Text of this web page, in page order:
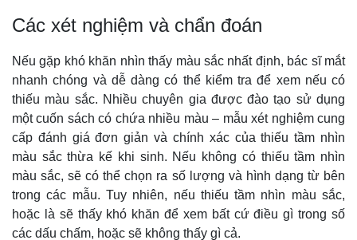
Các xét nghiệm và chẩn đoán
Nếu gặp khó khăn nhìn thấy màu sắc nhất định, bác sĩ mắt
nhanh chóng và dễ dàng có thể kiểm tra để xem nếu có
thiếu màu sắc. Nhiều chuyên gia được đào tạo sử dụng
một cuốn sách có chứa nhiều màu – mẫu xét nghiệm cung
cấp đánh giá đơn giản và chính xác của thiếu tầm nhìn
màu sắc thừa kế khi sinh. Nếu không có thiếu tầm nhìn
màu sắc, sẽ có thể chọn ra số lượng và hình dạng từ bên
trong các mẫu. Tuy nhiên, nếu thiếu tầm nhìn màu sắc,
hoặc là sẽ thấy khó khăn để xem bất cứ điều gì trong số
các dấu chấm, hoặc sẽ không thấy gì cả.